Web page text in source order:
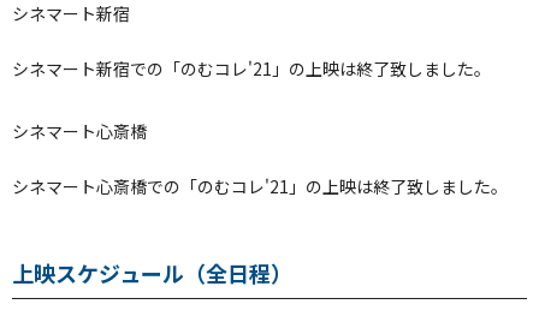
シネマート新宿
シネマート新宿での「のむコレ'21」の上映は終了致しました。
シネマート心斎橋
シネマート心斎橋での「のむコレ'21」の上映は終了致しました。
上映スケジュール（全日程）